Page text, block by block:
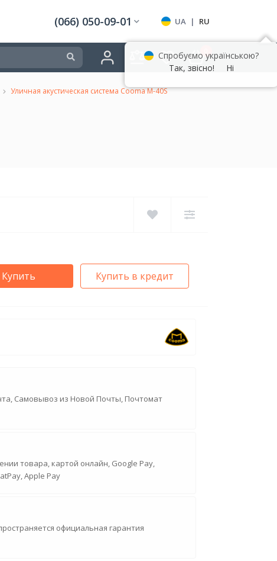
(066) 050-09-01 UA | RU
Уличная акустическая система Cooma M-40S
Купить Купить в кредит
Самовывоз из Новой Почты, Почтомат
товара, картой онлайн, Google Pay,
Apple Pay
официальная гарантия
Спробуємо українською?
Так, звісно!
Ні